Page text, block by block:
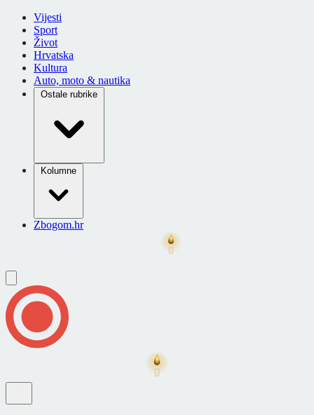
Vijesti
Sport
Život
Hrvatska
Kultura
Auto, moto & nautika
Ostale rubrike
Kolumne
Zbogom.hr